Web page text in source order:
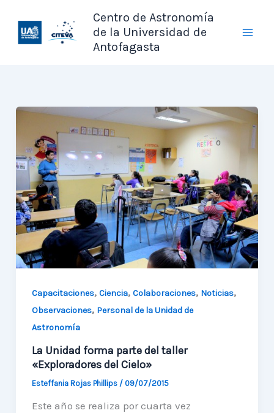
contenido
Centro de Astronomía
de la Universidad de
Antofagasta
Capacitaciones, Ciencia, Colaboraciones, Noticias,
Observaciones, Personal de la Unidad de
Astronomía
La Unidad forma parte del taller
«Exploradores del Cielo»
Esteffania Rojas Phillips / 09/07/2015
Este año se realiza por cuarta vez